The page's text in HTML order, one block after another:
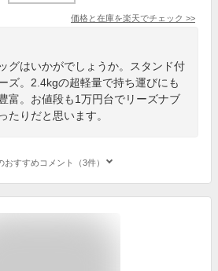
価格と在庫を楽天でチェック >>
グはいかがでしょうか。スタンド付
ズ。2.4kgの超軽量で持ち運びにも
富。お値段も1万円台でリーズナブ
たりだと思います。
おすすめコメント（3件）